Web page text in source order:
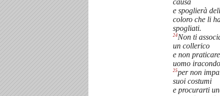
e spoglierà
coloro che li
spogliati.
24Non ti
un collerico
e non
uomo
25per non
suoi costumi
e procurarti